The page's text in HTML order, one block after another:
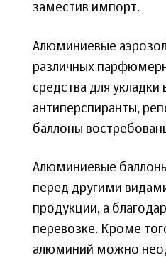
заместив импорт.
Алюминиевые
различных
средства для
антиперспиранты,
баллоны
Алюминиевые
перед другими
продукции, а
перевозке. Кроме
алюминий можно